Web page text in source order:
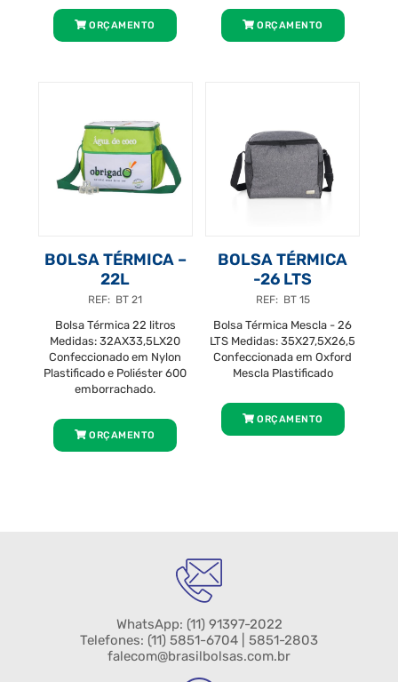
ORÇAMENTO ORÇAMENTO
BOLSA TÉRMICA –
22L
REF: BT 21
Bolsa Térmica 22 litros
Medidas: 32AX33,5LX20
Confeccionado em Nylon
Plastificado e Poliéster 600
emborrachado.
ORÇAMENTO
BOLSA TÉRMICA
-26 LTS
REF: BT 15
Bolsa Térmica Mescla - 26
LTS Medidas: 35X27,5X26,5
Confeccionada em Oxford
Mescla Plastificado
ORÇAMENTO
WhatsApp: (11) 91397-2022
Telefones: (11) 5851-6704 | 5851-2803
falecom@brasilbolsas.com.br